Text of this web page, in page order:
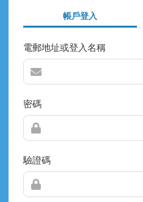
帳戶登入
電郵地址或登入名稱
密碼
驗證碼